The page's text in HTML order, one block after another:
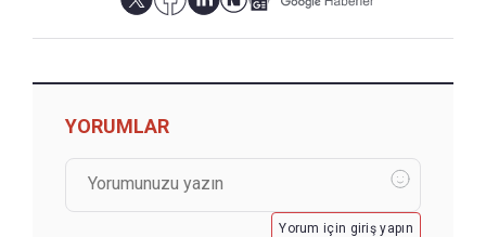
YORUMLAR
Yorum için giriş yapın